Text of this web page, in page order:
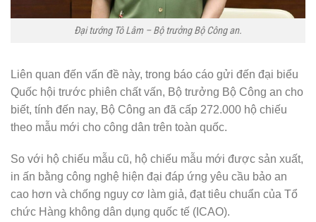
Đại tướng Tô Lâm – Bộ trưởng Bộ Công an.
Liên quan đến vấn đề này, trong báo cáo gửi đến đại biểu
Quốc hội trước phiên chất vấn, Bộ trưởng Bộ Công an cho
biết, tính đến nay, Bộ Công an đã cấp 272.000 hộ chiếu
theo mẫu mới cho công dân trên toàn quốc.
So với hộ chiếu mẫu cũ, hộ chiếu mẫu mới được sản xuất,
in ấn bằng công nghệ hiện đại đáp ứng yêu cầu bảo an
cao hơn và chống nguy cơ làm giả, đạt tiêu chuẩn của Tổ
chức Hàng không dân dụng quốc tế (ICAO).